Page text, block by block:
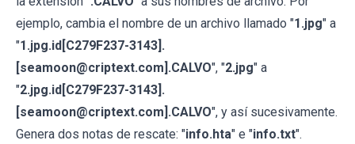
ejemplo, cambia el nombre de un archivo llamado "1.jpg" a
"1.jpg.id[C279F237-3143].
[seamoon@criptext.com].CALVO", "2.jpg" a
"2.jpg.id[C279F237-3143].
[seamoon@criptext.com].CALVO", y así sucesivamente.
Genera dos notas de rescate: "info.hta" e "info.txt".